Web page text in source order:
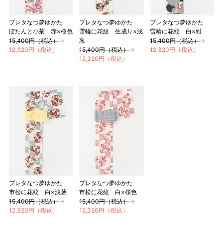
プレタなつ夢ゆかた
ぼたんと小菊 赤×桜色
15,400円（税込）→
12,320円（税込）
プレタなつ夢ゆかた
雪輪に花紋 生成り×浅
葱
15,400円（税込）→
12,320円（税込）
プレタなつ夢ゆかた
雪輪に花紋 白×紺
15,400円（税込）→
12,320円（税込）
プレタなつ夢ゆかた
市松に花紋 白×浅葱
15,400円（税込）→
12,320円（税込）
プレタなつ夢ゆかた
市松に花紋 白×桜色
15,400円（税込）→
12,320円（税込）